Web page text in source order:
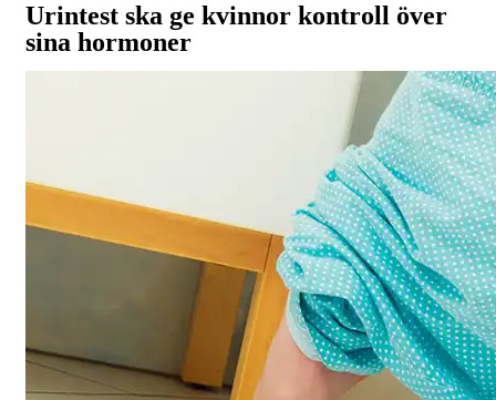
Urintest ska ge kvinnor kontroll över
sina hormoner